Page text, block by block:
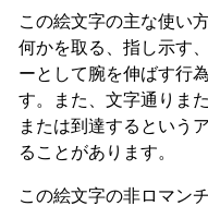
この絵文字の主な使い
何かを取る、指し示す
ーとして腕を伸ばす行
す。また、文字通りま
または到達するという
ることがあります。
この絵文字の非ロマン